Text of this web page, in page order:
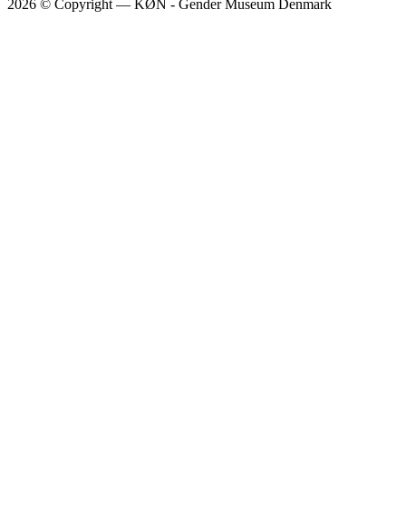
2026 © Copyright — KØN - Gender Museum Denmark